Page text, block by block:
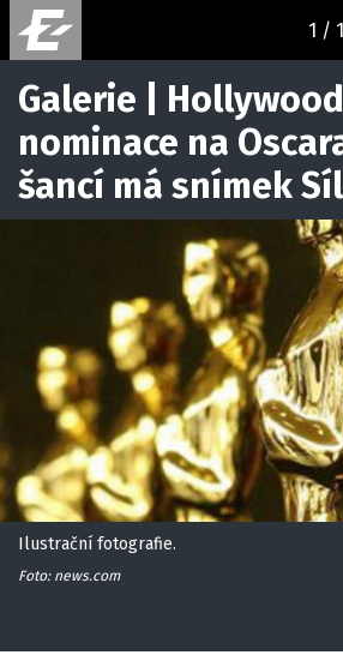
1 / 1
Galerie |
nominace na
šancí má snímek
Ilustrační fotografie.
Foto: news.com